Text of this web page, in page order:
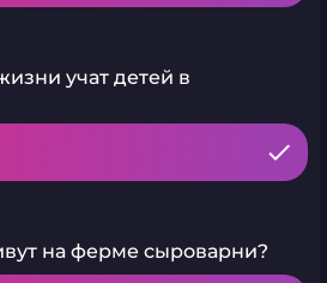
учат детей в
на ферме сыроварни?